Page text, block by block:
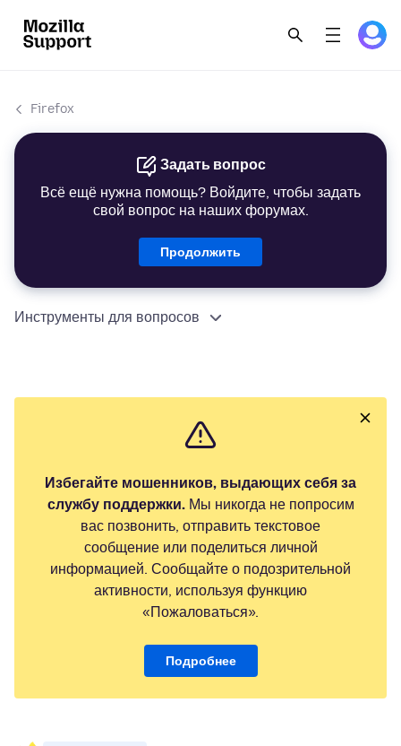
Firefox
Задать вопрос
Всё ещё нужна помощь? Войдите, чтобы задать
свой вопрос на наших форумах.
Продолжить
Инструменты для вопросов
Избегайте мошенников, выдающих себя за
службу поддержки.Мы никогда не попросим
вас позвонить, отправить текстовое
сообщение или поделиться личной
информацией. Сообщайте о подозрительной
активности, используя функцию
«Пожаловаться».
Подробнее